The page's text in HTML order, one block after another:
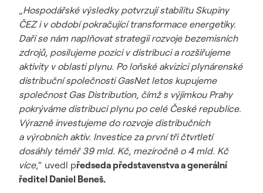
„Hospodářské výsledky potvrzují stabilitu Skupiny
ČEZ i v období pokračující transformace energetiky.
Daří se nám naplňovat strategii rozvoje bezemisních
zdrojů, posilujeme pozici v distribuci a rozšiřujeme
aktivity v oblasti plynu. Po loňské akvizici plynárenské
distribuční společnosti GasNet letos kupujeme
společnost Gas Distribution, čímž s výjimkou Prahy
pokrýváme distribuci plynu po celé České republice.
Výrazně investujeme do rozvoje distribučních
a výrobních aktiv. Investice za první tři čtvrtletí
dosáhly téměř 39 mld. Kč, meziročně o 4 mld. Kč
více,“ uvedl předseda představenstva a generální
ředitel Daniel Beneš.